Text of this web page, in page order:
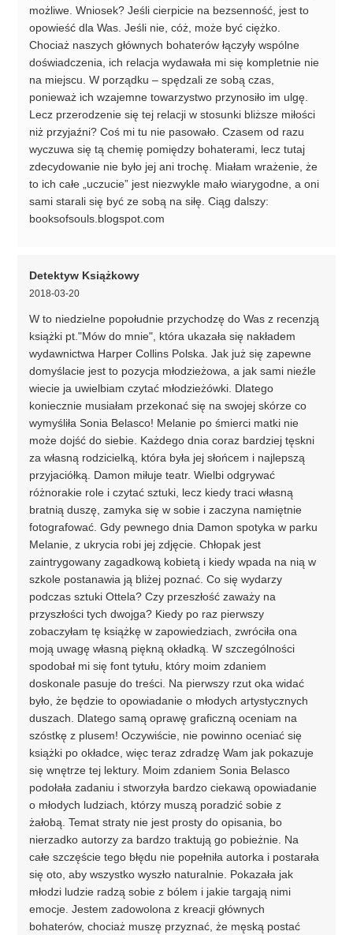
możliwe. Wniosek? Jeśli cierpicie na bezsenność, jest to
opowieść dla Was. Jeśli nie, cóż, może być ciężko.
Chociaż naszych głównych bohaterów łączyły wspólne
doświadczenia, ich relacja wydawała mi się kompletnie nie
na miejscu. W porządku – spędzali ze sobą czas,
ponieważ ich wzajemne towarzystwo przynosiło im ulgę.
Lecz przerodzenie się tej relacji w stosunki bliższe miłości
niż przyjaźni? Coś mi tu nie pasowało. Czasem od razu
wyczuwa się tą chemię pomiędzy bohaterami, lecz tutaj
zdecydowanie nie było jej ani trochę. Miałam wrażenie, że
to ich całe „uczucie” jest niezwykle mało wiarygodne, a oni
sami starali się być ze sobą na siłę. Ciąg dalszy:
booksofsouls.blogspot.com
Detektyw Książkowy
2018-03-20
W to niedzielne popołudnie przychodzę do Was z recenzją
książki pt."Mów do mnie", która ukazała się nakładem
wydawnictwa Harper Collins Polska. Jak już się zapewne
domyślacie jest to pozycja młodzieżowa, a jak sami nieźle
wiecie ja uwielbiam czytać młodzieżówki. Dlatego
koniecznie musiałam przekonać się na swojej skórze co
wymyśliła Sonia Belasco! Melanie po śmierci matki nie
może dojść do siebie. Każdego dnia coraz bardziej tęskni
za własną rodzicielką, która była jej słońcem i najlepszą
przyjaciółką. Damon miłuje teatr. Wielbi odgrywać
różnorakie role i czytać sztuki, lecz kiedy traci własną
bratnią duszę, zamyka się w sobie i zaczyna namiętnie
fotografować. Gdy pewnego dnia Damon spotyka w parku
Melanie, z ukrycia robi jej zdjęcie. Chłopak jest
zaintrygowany zagadkową kobietą i kiedy wpada na nią w
szkole postanawia ją bliżej poznać. Co się wydarzy
podczas sztuki Ottela? Czy przeszłość zaważy na
przyszłości tych dwojga? Kiedy po raz pierwszy
zobaczyłam tę książkę w zapowiedziach, zwróciła ona
moją uwagę własną piękną okładką. W szczególności
spodobał mi się font tytułu, który moim zdaniem
doskonale pasuje do treści. Na pierwszy rzut oka widać
było, że będzie to opowiadanie o młodych artystycznych
duszach. Dlatego samą oprawę graficzną oceniam na
szóstkę z plusem! Oczywiście, nie powinno oceniać się
książki po okładce, więc teraz zdradzę Wam jak pokazuje
się wnętrze tej lektury. Moim zdaniem Sonia Belasco
podołała zadaniu i stworzyła bardzo ciekawą opowiadanie
o młodych ludziach, którzy muszą poradzić sobie z
żałobą. Temat straty nie jest prosty do opisania, bo
nierzadko autorzy za bardzo traktują go pobieżnie. Na
całe szczęście tego błędu nie popełniła autorka i postarała
się oto, aby wszystko wyszło naturalnie. Pokazała jak
młodzi ludzie radzą sobie z bólem i jakie targają nimi
emocje. Jestem zadowolona z kreacji głównych
bohaterów, chociaż muszę przyznać, że męską postać